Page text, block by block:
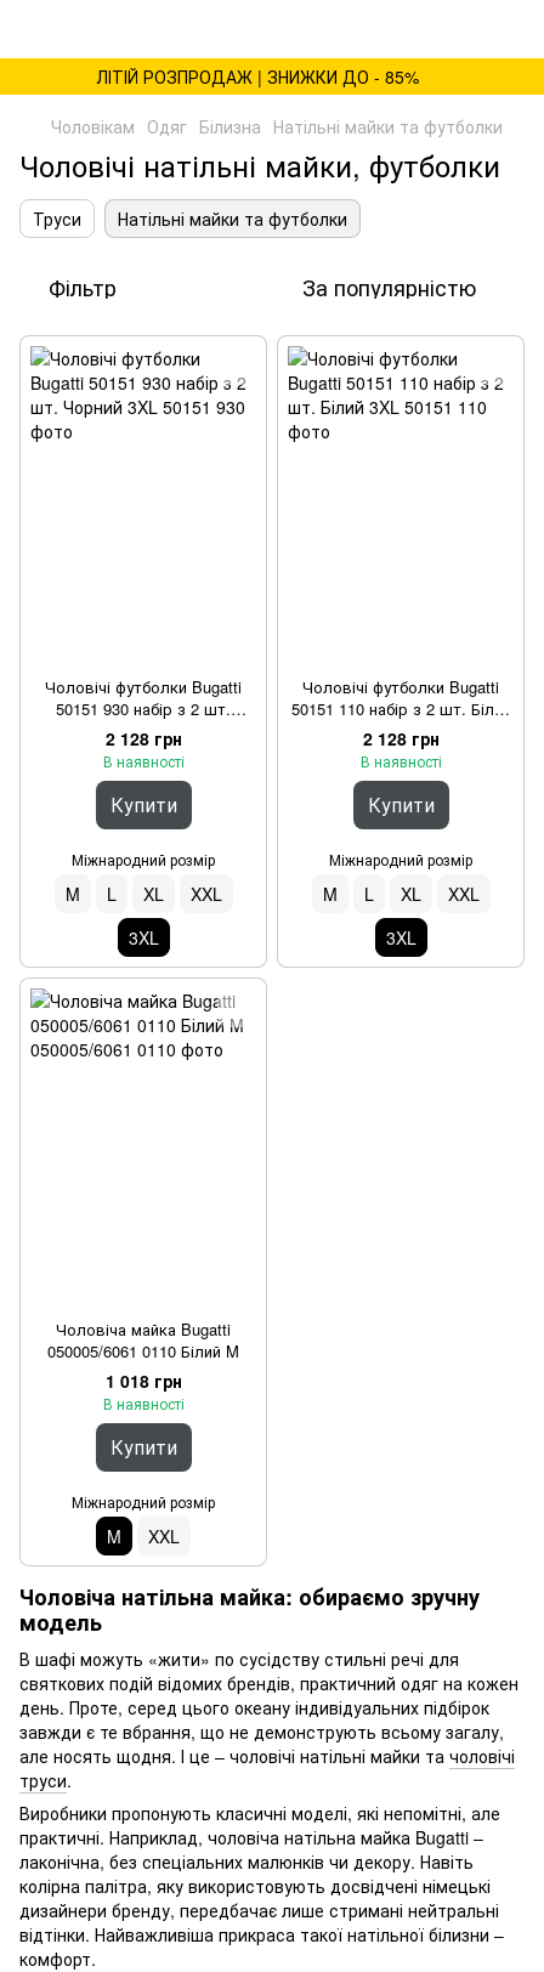
ЛІТІЙ РОЗПРОДАЖ | ЗНИЖКИ ДО - 85%
Чоловікам Одяг Білизна Натільні майки та футболки
Чоловічі натільні майки, футболки
Труси Натільні майки та футболки
Фільтр За популярністю
Чоловічі футболки Bugatti
50151 930 набір з 2 шт.
Чорний 3XL
2 128 грн
В наявності
Купити
Міжнародний розмір
M L XL
XXL
3XL
Чоловічі футболки Bugatti
50151 110 набір з 2 шт. Білий
3XL
2 128 грн
В наявності
Купити
Міжнародний розмір
M L XL
XXL
3XL
Чоловіча майка Bugatti
050005/6061 0110 Білий M
1 018 грн
В наявності
Купити
Міжнародний розмір
M XXL
Чоловіча натільна майка: обираємо зручну
модель
В шафі можуть «жити» по сусідству стильні речі для
святкових подій відомих брендів, практичний одяг на кожен
день. Проте, серед цього океану індивідуальних підбірок
завжди є те вбрання, що не демонструють всьому загалу,
але носять щодня. І це – чоловічі натільні майки та чоловічі
труси.
Виробники пропонують класичні моделі, які непомітні, але
практичні. Наприклад, чоловіча натільна майка Bugatti –
лаконічна, без спеціальних малюнків чи декору. Навіть
колірна палітра, яку використовують досвідчені німецькі
дизайнери бренду, передбачає лише стримані нейтральні
відтінки. Найважливіша прикраса такої натільної білизни –
комфорт.